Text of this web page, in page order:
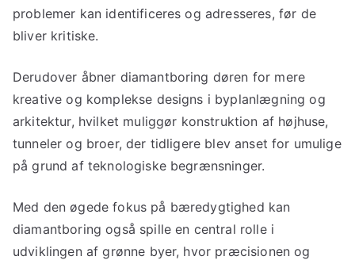
problemer kan identificeres og adresseres, før de
bliver kritiske.
Derudover åbner diamantboring døren for mere
kreative og komplekse designs i byplanlægning og
arkitektur, hvilket muliggør konstruktion af højhuse,
tunneler og broer, der tidligere blev anset for umulige
på grund af teknologiske begrænsninger.
Med den øgede fokus på bæredygtighed kan
diamantboring også spille en central rolle i
udviklingen af grønne byer, hvor præcisionen og